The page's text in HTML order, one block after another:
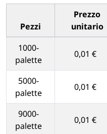
Tabella dei prezzi unitari
Pezzi
Prezzo
unitario
1000-
palette
0,01 €
5000-
palette
0,01 €
9000-
palette
0,01 €